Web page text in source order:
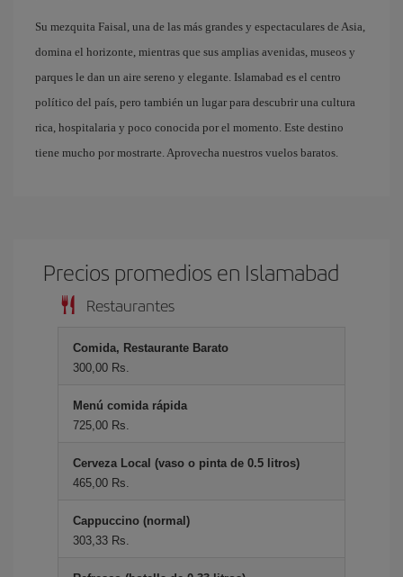
Su mezquita Faisal, una de las más grandes y espectaculares de Asia,
domina el horizonte, mientras que sus amplias avenidas, museos y
parques le dan un aire sereno y elegante. Islamabad es el centro
político del país, pero también un lugar para descubrir una cultura
rica, hospitalaria y poco conocida por el momento. Este destino
tiene mucho por mostrarte. Aprovecha nuestros vuelos baratos.
Precios promedios en Islamabad
Restaurantes
Comida, Restaurante Barato
300,00 Rs.
Menú comida rápida
725,00 Rs.
Cerveza Local (vaso o pinta de 0.5 litros)
465,00 Rs.
Cappuccino (normal)
303,33 Rs.